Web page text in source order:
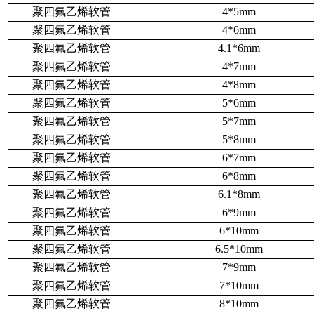
聚四氟乙烯软管
4*5mm
聚四氟乙烯软管
4*6mm
聚四氟乙烯软管
4.1*6mm
聚四氟乙烯软管
4*7mm
聚四氟乙烯软管
4*8mm
聚四氟乙烯软管
5*6mm
聚四氟乙烯软管
5*7mm
聚四氟乙烯软管
5*8mm
聚四氟乙烯软管
6*7mm
聚四氟乙烯软管
6*8mm
聚四氟乙烯软管
6.1*8mm
聚四氟乙烯软管
6*9mm
聚四氟乙烯软管
6*10mm
聚四氟乙烯软管
6.5*10mm
聚四氟乙烯软管
7*9mm
聚四氟乙烯软管
7*10mm
聚四氟乙烯软管
8*10mm